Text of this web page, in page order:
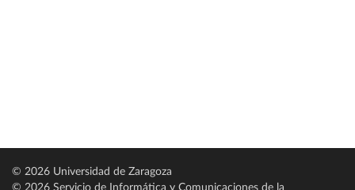
© 2026 Universidad de Zaragoza
© 2026 Servicio de Informática y Comunicaciones de la